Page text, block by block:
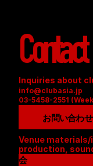
Contact
Inquiries about
info@clubasia.jp
03-5458-2551
お問い合わ
Venue
production,
会